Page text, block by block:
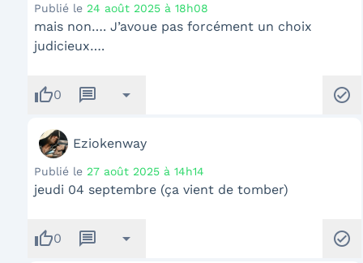
Publié le 24 août 2025 à 18h08
mais non…. J’avoue pas forcément un choix
judicieux….
thumb_up0 message arrow_drop_down check_circle
Eziokenway
Publié le 27 août 2025 à 14h14
jeudi 04 septembre (ça vient de tomber)
thumb_up0 message arrow_drop_down check_circle